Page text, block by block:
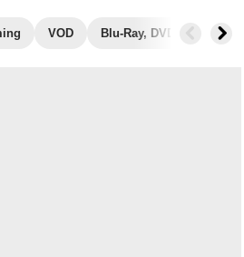
VOD Blu-Ray, DVD Photos